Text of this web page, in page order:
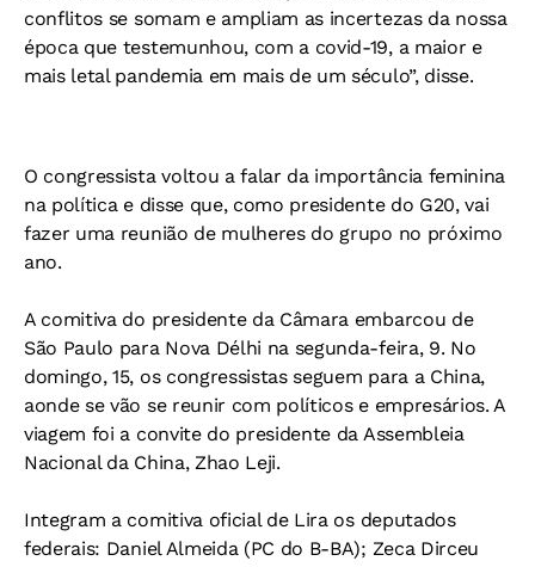
conflitos se somam e ampliam as incertezas da nossa
época que testemunhou, com a covid-19, a maior e
mais letal pandemia em mais de um século”, disse.
O congressista voltou a falar da importância feminina
na política e disse que, como presidente do G20, vai
fazer uma reunião de mulheres do grupo no próximo
ano.
A comitiva do presidente da Câmara embarcou de
São Paulo para Nova Délhi na segunda-feira, 9. No
domingo, 15, os congressistas seguem para a China,
aonde se vão se reunir com políticos e empresários. A
viagem foi a convite do presidente da Assembleia
Nacional da China, Zhao Leji.
Integram a comitiva oficial de Lira os deputados
federais: Daniel Almeida (PC do B-BA); Zeca Dirceu